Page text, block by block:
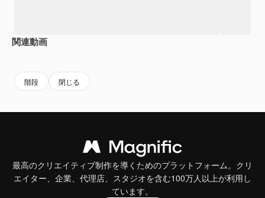
関連動画
階段 閉じる
最高のクリエイティブ制作を導くためのプラットフォーム。クリ
エイター、企業、代理店、スタジオを含む100万人以上が利用し
ています。